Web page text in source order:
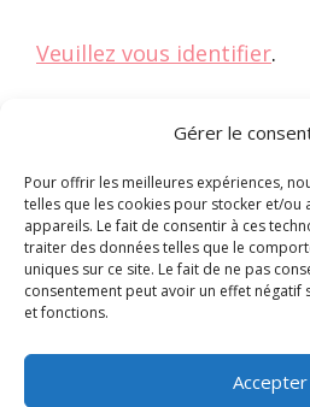
Gérer le
Pour offrir les meilleures expériences,
telles que les cookies pour stocker et/ou
appareils. Le fait de consentir à ces
traiter des données telles que le
uniques sur ce site. Le fait de ne pas
consentement peut avoir un effet négatif
et fonctions.
Accepter
Veuillez vous identifier.
Signify-Child ByClub Photo